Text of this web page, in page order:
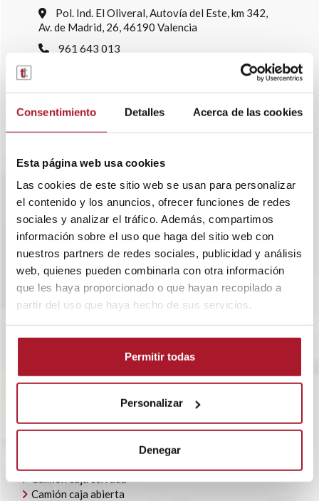
Consentimiento Detalles Acerca de las cookies
Esta página web usa cookies
Las cookies de este sitio web se usan para personalizar
el contenido y los anuncios, ofrecer funciones de redes
sociales y analizar el tráfico. Además, compartimos
información sobre el uso que haga del sitio web con
nuestros partners de redes sociales, publicidad y análisis
web, quienes pueden combinarla con otra información
que les haya proporcionado o que hayan recopilado a
partir del uso que haya hecho de sus servicios.
Permitir todas
Personalizar
Denegar
Pol. Ind. El Oliveral, Autovía del Este, km 342,
Av. de Madrid, 26, 46190 Valencia
961 643 013
siniestros@transtelsa.com
Ver delegaciones
SOBRE TRANSTEL
POLÍTICA CORPORATIVA
OFERTAS DE EMPLEO
AYUDAS AUTOCONSUMO
Camión caja cerrada
Camión caja abierta